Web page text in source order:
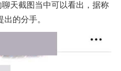
聊天截图当中可以看出，据称
的分手。